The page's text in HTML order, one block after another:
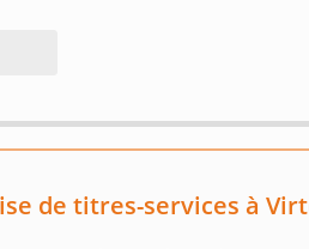
de titres-services à